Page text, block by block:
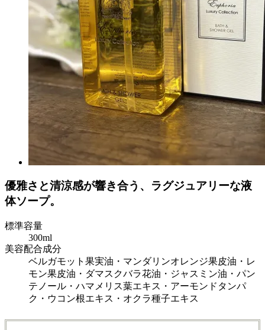
優雅さと清涼感が響き合う、ラグジュアリーな液
体ソープ。
標準容量
300ml
美容配合成分
ベルガモット果実油・マンダリンオレンジ果皮油・レ
モン果皮油・ダマスクバラ花油・ジャスミン油・パン
テノール・ハマメリス葉エキス・アーモンドタンパ
ク・ウコン根エキス・オクラ種子エキス